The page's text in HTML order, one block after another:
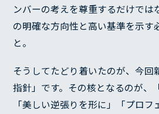
ンバーの考えを尊重するだけでは
の明確な方向性と高い基準を示す
と。
そうしてたどり着いたのが、今回
指針」です。その核となるのが、
「美しい逆張りを形に」「プロ